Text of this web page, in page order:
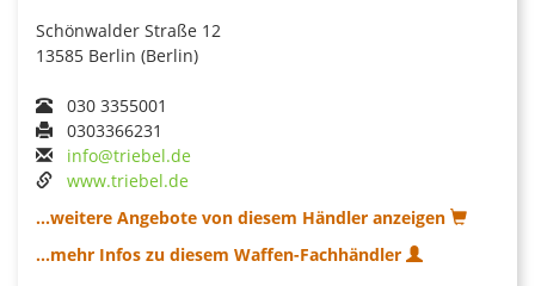
Schönwalder Straße 12
13585 Berlin (Berlin)
030 3355001
0303366231
info@triebel.de
www.triebel.de
...weitere Angebote von diesem Händler anzeigen
...mehr Infos zu diesem Waffen-Fachhändler